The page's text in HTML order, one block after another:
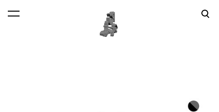
lisati ostukorvi. Vaata ostukorvi